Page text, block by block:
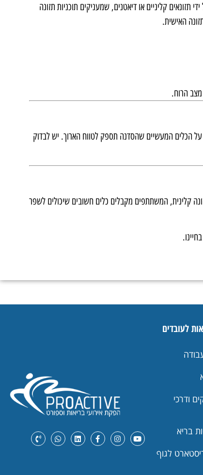
תזונאים קליניים או דיאטנים, שמעניקים תוכניות תזונה
האישית.
מצב הרוח.
הכלים המעשיים שהסדנה תספק לטווח הארוך. יש לבדוק
קלינית, המשתתפים מקבלים כלים חשובים שיכולים לשפר
לעובדים
ודרכי
בריא
לגוף